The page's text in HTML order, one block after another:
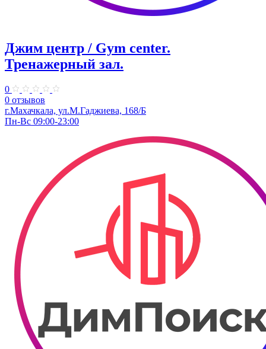
Джим центр / Gym center.
Тренажерный зал.
0
0 отзывов
г.Махачкала, ул.​М.Гаджиева, 168/Б
Пн-Вс 09:00-23:00